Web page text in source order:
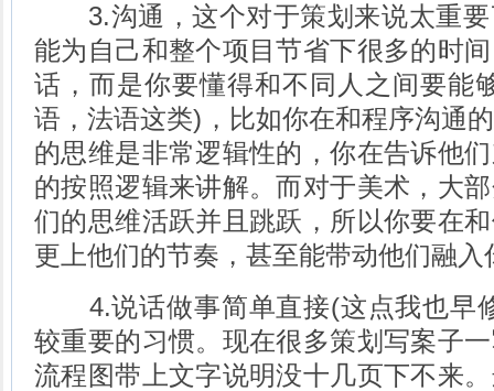
3.沟通，这个对于策划来说太重要
能为自己和整个项目节省下很多的时
话，而是你要懂得和不同人之间要能
语，法语这类)，比如你在和程序沟通
的思维是非常逻辑性的，你在告诉他
的按照逻辑来讲解。而对于美术，大
们的思维活跃并且跳跃，所以你要在
更上他们的节奏，甚至能带动他们融入
4.说话做事简单直接(这点我也早
较重要的习惯。现在很多策划写案子
流程图带上文字说明没十几页下不来